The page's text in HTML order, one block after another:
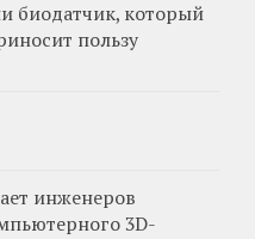
биодатчик, который
пользу
инженеров
3D-